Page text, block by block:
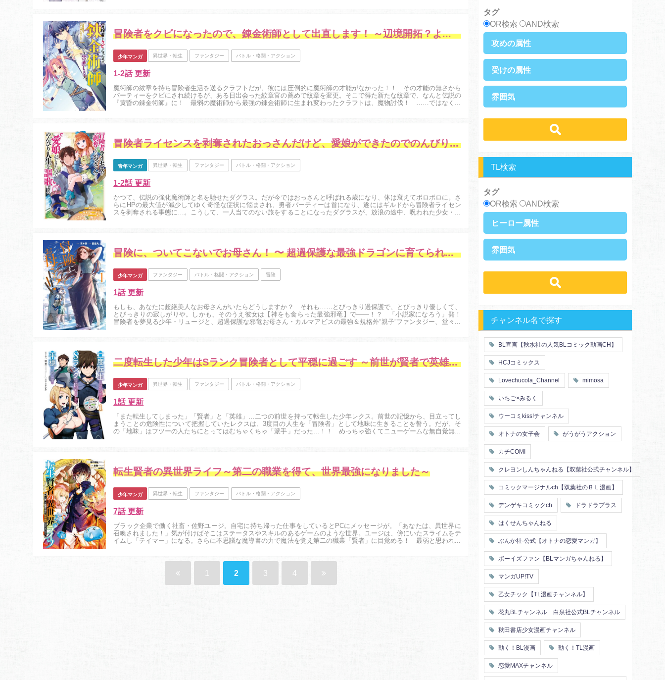
冒険者をクビになったので、錬金術師として出直します！ ～辺境開拓？よし、俺に任せとけ！
少年マンガ 異世界・転生 ファンタジー バトル・格闘・アクション
1-2話 更新
魔術師の紋章を持ち冒険者生活を送るクラフトだが、彼には圧倒的に魔術師の才能がなかった！！ その才能の無さから
パーティーをクビにされ続けるが、ある日出会った紋章官の薦めで紋章を変更。そこで得た新たな紋章で、なんと伝説の
『黄昏の錬金術師』に！ 最弱の魔術師から最強の錬金術師に生まれ変わったクラフトは、魔物討伐！ ……ではなく、
冒険者ライセンスを剥奪されたおっさんだけど、愛娘ができたのでのんびり人生を謳歌する
青年マンガ 異世界・転生 ファンタジー バトル・格闘・アクション
1-2話 更新
かつて、伝説の強化魔術師と名を馳せたダグラス。だが今ではおっさんと呼ばれる歳になり、体は衰えてボロボロに。さ
らにHPの最大値が減少してゆく奇怪な症状に悩まされ、勇者パーティーは首になり、遂にはギルドから冒険者ライセン
スを剥奪される事態に…。こうして、一人当てのない旅をすることになったダグラスが、放浪の途中、呪われた少女・ラ
冒険に、ついてこないでお母さん！ 〜 超過保護な最強ドラゴンに育てられた息子、母親同伴で冒険者になる
少年マンガ ファンタジー バトル・格闘・アクション 冒険
1話 更新
もしも、あなたに超絶美人なお母さんがいたらどうしますか？ それも……とびっきり過保護で、とびっきり優しくて、
とびっきりの寂しがりや。しかも、そのうえ彼女は【神をも食らった最強邪竜】で――！？ 「小説家になろう」発！
冒険者を夢見る少年・リュージと、超過保護な邪竜お母さん・カルマアビスの最強＆規格外“親子”ファンタジー、堂々開
二度転生した少年はSランク冒険者として平穏に過ごす ～前世が賢者で英雄だったボクは来世では地味に生きる
少年マンガ 異世界・転生 ファンタジー バトル・格闘・アクション
1話 更新
「また転生してしまった」「賢者」と「英雄」…二つの前世を持って転生した少年レクス。前世の記憶から、目立ってし
まうことの危険性について把握していたレクスは、3度目の人生を「冒険者」として地味に生きることを誓う。だが、そ
の「地味」はフツーの人たちにとってはむちゃくちゃ「派手」だった…！！ めっちゃ強くてニューゲームな無自覚無双
転生賢者の異世界ライフ～第二の職業を得て、世界最強になりました～
少年マンガ 異世界・転生 ファンタジー バトル・格闘・アクション
7話 更新
ブラック企業で働く社畜・佐野ユージ。自宅に持ち帰った仕事をしているとPCにメッセージが。「あなたは、異世界に
召喚されました！」気が付けばそこはステータスやスキルのあるゲームのような世界。ユージは、傍にいたスライムをテ
イムし「テイマー」になる。さらに不思議な魔導書の力で魔法を覚え第二の職業「賢者」に目覚める！ 最弱と思われが
1 2 3 4
浮気・不倫
タグ
OR検索
AND検索
攻めの属性
俺様攻め
硬派攻め
天然攻め
ノンケ攻め
黒髪攻め
年下攻め
ヤンキー攻め
受けの属性
ノンケ受け
黒髪受け
雰囲気
コミカル・シュール
あまあま
ほのぼの
TL検索
タグ
OR検索
AND検索
ヒーロー属性
王族・貴族
俺様
エリート・ハイスぺ
極道
芸能人
王子様
ヤンキー・不良
人外
同期
店長・店員
先生
幼馴染
漫画家・作家
雰囲気
禁断・背徳
ロマンス
セフレ
お色気
初体験
調教
花嫁
義兄弟姉妹
初恋
スーツ
片思い
人妻
主従関係
婚約者
不器用
秘密の関係
甘エロ
フェチ
メイド
恋人
泥酔
絶倫
複数プレイ
友情・仲間
チャンネル名で探す
BL宣言【秋水社の人気BLコミック動画CH】
HCJコミックス
Lovechucola_Channel mimosa
いちご×みるく
ウーコミkiss!チャンネル
オトナの女子会 がうがうアクション
カチCOMI
クレヨンしんちゃんねる【双葉社公式チャンネル】
コミックマージナルch【双葉社のＢＬ漫画】
デンゲキコミックch ドラドラプラス
はくせんちゃんねる
ぶんか社-公式【オトナの恋愛マンガ】
ボーイズファン【BLマンガちゃんねる】
マンガUP!TV
乙女チック【TL漫画チャンネル】
花丸BLチャンネル 白泉社公式BLチャンネル
秋田書店少女漫画チャンネル
動く！BL漫画 動く！TL漫画
恋愛MAXチャンネル